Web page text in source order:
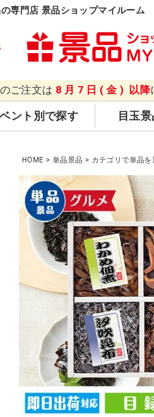
専門店 景品ショップマイルーム
ご注文は 8月7日(金) 以降
ント別で探す 目玉
HOME 単品景品 カテゴリで単品を